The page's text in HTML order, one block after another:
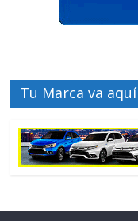
Tu Marca va aquí